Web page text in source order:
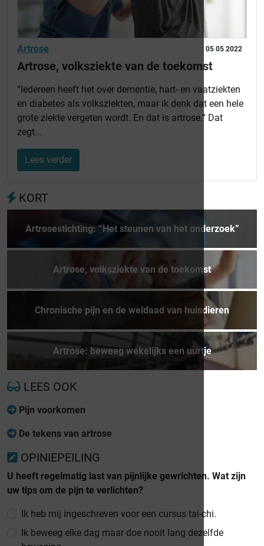
05 05 2022
Artrose
Artrose, volksziekte van de toekomst
“Iedereen heeft het over dementie, hart- en vaatziekten
en diabetes als volksziekten, maar ik denk dat een hele
grote ziekte vergeten wordt. En dat is artrose.” Dat
zegt...
Lees verder
KORT
Artrosestichting: “Het steunen van het onderzoek”
Artrose, volksziekte van de toekomst
Chronische pijn en de weldaad van huisdieren
Artrose: beweeg wekelijks een uurtje
LEES OOK
Pijn voorkomen
De tekens van artrose
OPINIEPEILING
U heeft regelmatig last van pijnlijke gewrichten. Wat zijn
uw tips om de pijn te verlichten?
Ik heb mij ingeschreven voor een cursus tai-chi.
Ik beweeg elke dag maar doe nooit lang dezelfde